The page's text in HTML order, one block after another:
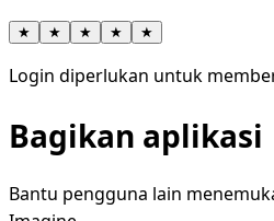
★ ★ ★ ★ ★
Login diperlukan untuk
Bagikan aplikasi
Bantu pengguna lain